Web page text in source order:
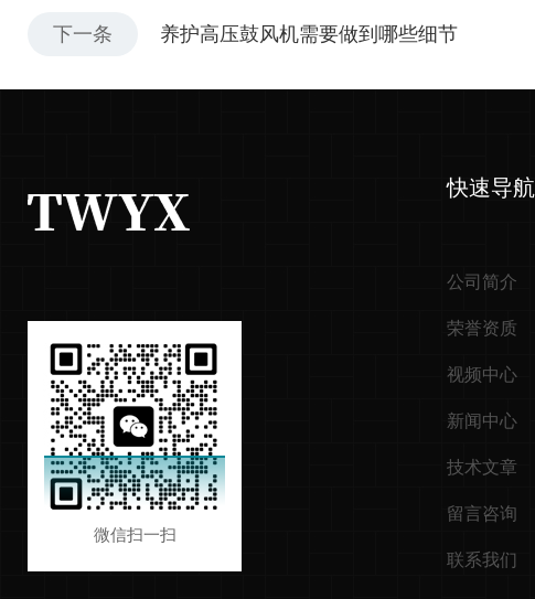
下一条 养护高压鼓风机需要做到哪些细节
微信扫一扫
快速导航
公司简介
荣誉资质
视频中心
新闻中心
技术文章
留言咨询
联系我们